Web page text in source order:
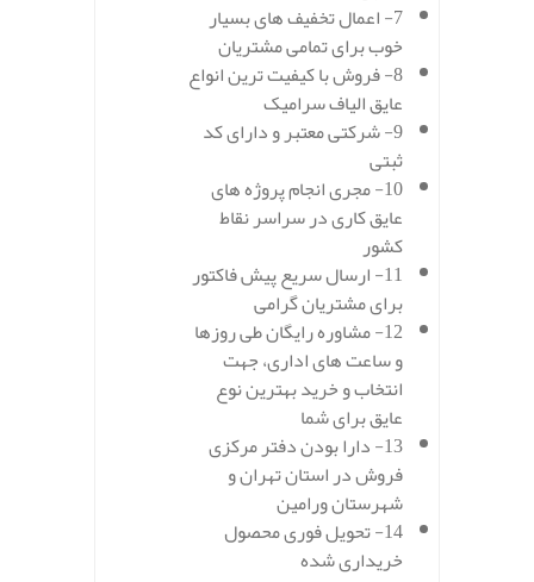
7- اعمال تخفیف های بسیار
خوب برای تمامی مشتریان
8- فروش با کیفیت ترین انواع
عایق الیاف سرامیک
9- شرکتی معتبر و دارای کد
ثبتی
10- مجری انجام پروژه های
عایق کاری در سراسر نقاط
کشور
11- ارسال سریع پیش فاکتور
برای مشتریان گرامی
12- مشاوره رایگان طی روزها
و ساعت های اداری، جهت
انتخاب و خرید بهترین نوع
عایق برای شما
13- دارا بودن دفتر مرکزی
فروش در استان تهران و
شهرستان ورامین
14- تحویل فوری محصول
خریداری شده